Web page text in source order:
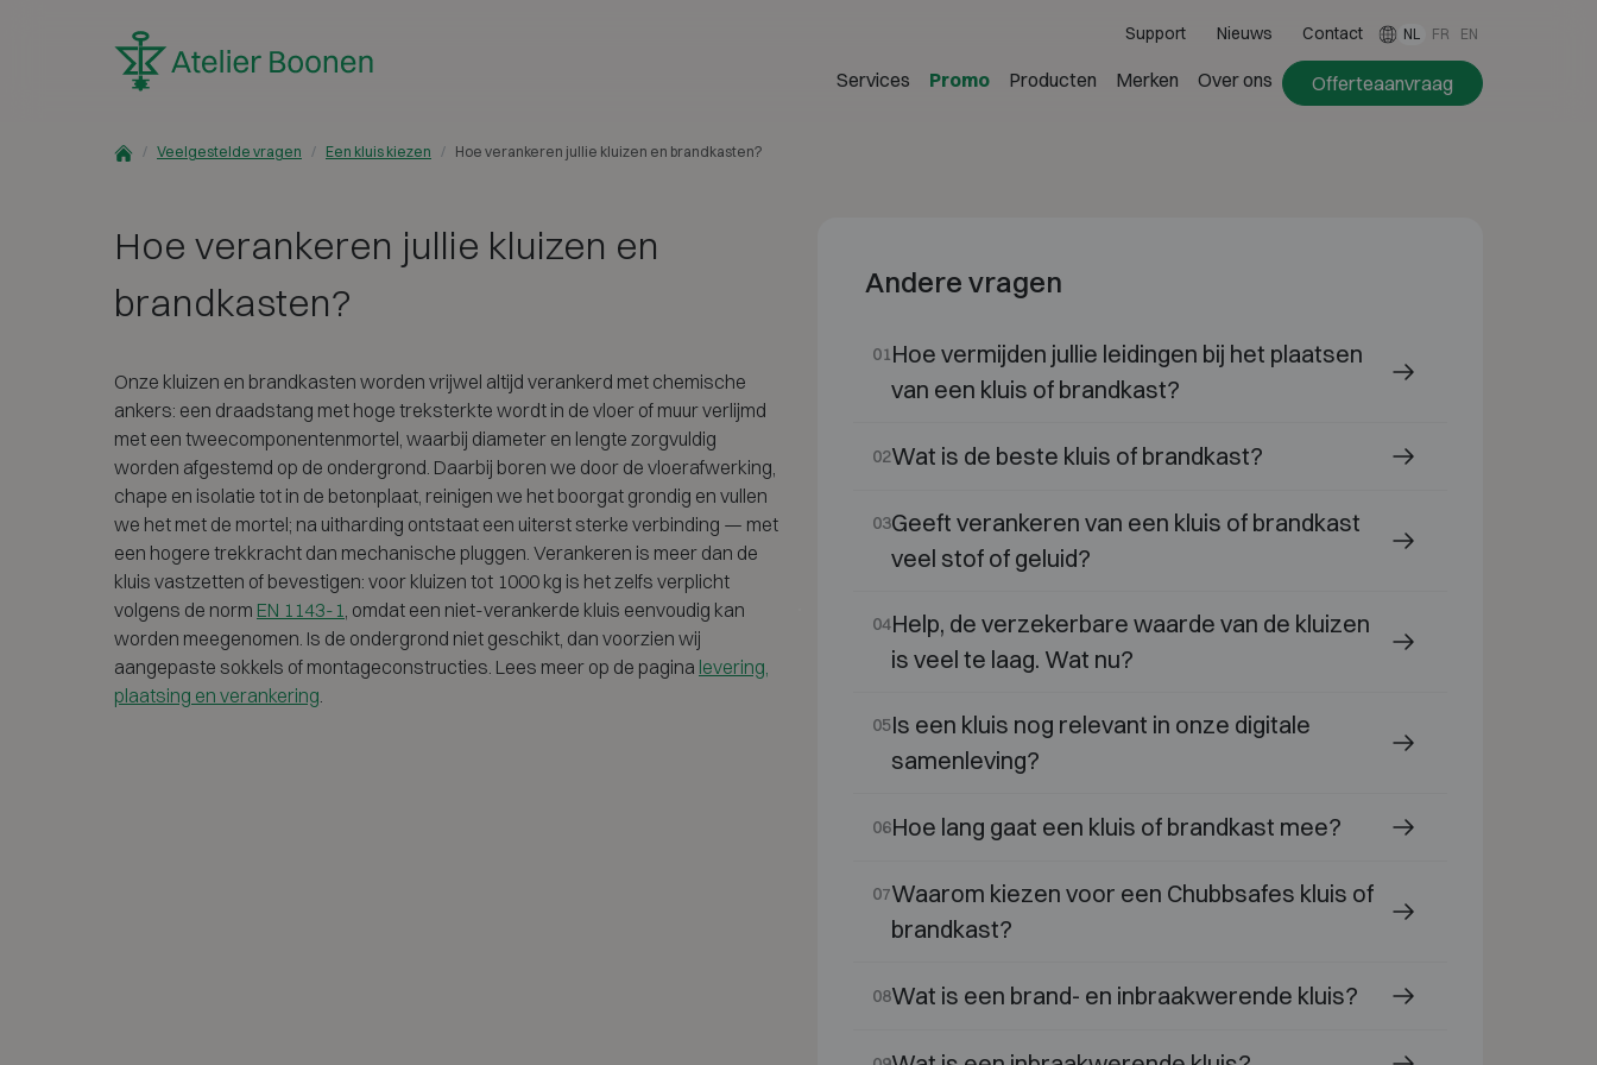
Support Nieuws Contact NL FR EN
Services Promo Producten Merken Over ons Offerteaanvraag
Veelgestelde vragen Een kluis kiezen Hoe verankeren jullie kluizen en brandkasten?
Hoe verankeren jullie kluizen en
brandkasten?
Onze kluizen en brandkasten worden vrijwel altijd verankerd met chemische
ankers: een draadstang met hoge treksterkte wordt in de vloer of muur verlijmd
met een tweecomponentenmortel, waarbij diameter en lengte zorgvuldig
worden afgestemd op de ondergrond. Daarbij boren we door de vloerafwerking,
chape en isolatie tot in de betonplaat, reinigen we het boorgat grondig en vullen
we het met de mortel; na uitharding ontstaat een uiterst sterke verbinding — met
een hogere trekkracht dan mechanische pluggen. Verankeren is meer dan de
kluis vastzetten of bevestigen: voor kluizen tot 1000 kg is het zelfs verplicht
volgens de norm EN 1143-1, omdat een niet-verankerde kluis eenvoudig kan
worden meegenomen. Is de ondergrond niet geschikt, dan voorzien wij
aangepaste sokkels of montageconstructies. Lees meer op de pagina levering,
plaatsing en verankering.
Andere vragen
01Hoe vermijden jullie leidingen bij het plaatsen
van een kluis of brandkast?
02Wat is de beste kluis of brandkast?
03Geeft verankeren van een kluis of brandkast
veel stof of geluid?
04Help, de verzekerbare waarde van de kluizen
is veel te laag. Wat nu?
05Is een kluis nog relevant in onze digitale
samenleving?
06Hoe lang gaat een kluis of brandkast mee?
07Waarom kiezen voor een Chubbsafes kluis of
brandkast?
08Wat is een brand- en inbraakwerende kluis?